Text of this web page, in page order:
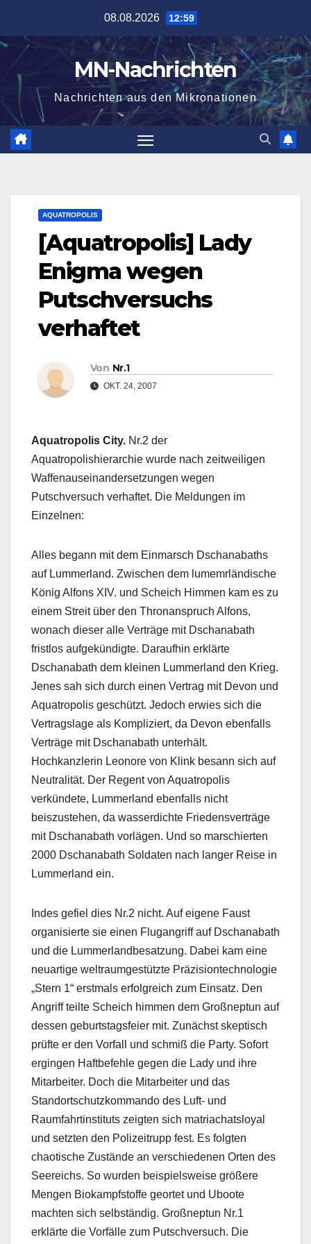
springen
08.08.2026 12:59
MN-Nachrichten
Nachrichten aus den Mikronationen
AQUATROPOLIS
[Aquatropolis] Lady
Enigma wegen
Putschversuchs
verhaftet
Von Nr.1
OKT. 24, 2007
Aquatropolis City. Nr.2 der
Aquatropolishierarchie wurde nach zeitweiligen
Waffenauseinandersetzungen wegen
Putschversuch verhaftet. Die Meldungen im
Einzelnen:
Alles begann mit dem Einmarsch Dschanabaths
auf Lummerland. Zwischen dem lumemrländische
König Alfons XIV. und Scheich Himmen kam es zu
einem Streit über den Thronanspruch Alfons,
wonach dieser alle Verträge mit Dschanabath
fristlos aufgekündigte. Daraufhin erklärte
Dschanabath dem kleinen Lummerland den Krieg.
Jenes sah sich durch einen Vertrag mit Devon und
Aquatropolis geschützt. Jedoch erwies sich die
Vertragslage als Kompliziert, da Devon ebenfalls
Verträge mit Dschanabath unterhält.
Hochkanzlerin Leonore von Klink besann sich auf
Neutralität. Der Regent von Aquatropolis
verkündete, Lummerland ebenfalls nicht
beiszustehen, da wasserdichte Friedensverträge
mit Dschanabath vorlägen. Und so marschierten
2000 Dschanabath Soldaten nach langer Reise in
Lummerland ein.
Indes gefiel dies Nr.2 nicht. Auf eigene Faust
organisierte sie einen Flugangriff auf Dschanabath
und die Lummerlandbesatzung. Dabei kam eine
neuartige weltraumgestützte Präzisiontechnologie
„Stern 1“ erstmals erfolgreich zum Einsatz. Den
Angriff teilte Scheich himmen dem Großneptun auf
dessen geburtstagsfeier mit. Zunächst skeptisch
prüfte er den Vorfall und schmiß die Party. Sofort
ergingen Haftbefehle gegen die Lady und ihre
Mitarbeiter. Doch die Mitarbeiter und das
Standortschutzkommando des Luft- und
Raumfahrtinstituts zeigten sich matriachatsloyal
und setzten den Polizeitrupp fest. Es folgten
chaotische Zustände an verschiedenen Orten des
Seereichs. So wurden beispielsweise größere
Mengen Biokampfstoffe geortet und Uboote
machten sich selbständig. Großneptun Nr.1
erklärte die Vorfälle zum Putschversuch. Die